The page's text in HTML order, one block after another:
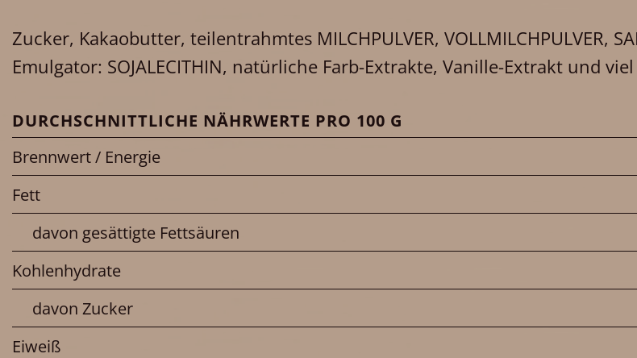
Zucker, Kakaobutter, teilentrahmtes MILCHPULVER, VOLLMILCHPULVER,
Emulgator: SOJALECITHIN, natürliche Farb-Extrakte, Vanille-Extrakt und
DURCHSCHNITTLICHE NÄHRWERTE PRO 100 G
Brennwert / Energie
Fett
davon gesättigte Fettsäuren
Kohlenhydrate
davon Zucker
Eiweiß